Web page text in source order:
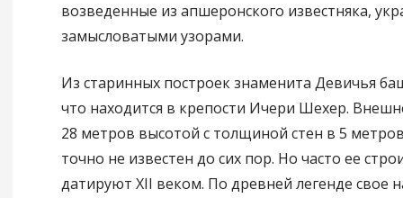
возведенные из апшеронского известняка,
замысловатыми узорами.
Из старинных построек знаменита Девичья
что находится в крепости Ичери Шехер.
28 метров высотой с толщиной стен в 5
точно не известен до сих пор. Но часто ее
датируют XII веком. По древней легенде свое